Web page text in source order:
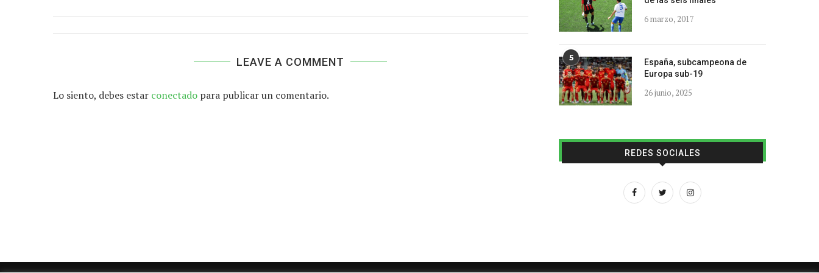
LEAVE A COMMENT
Lo siento, debes estar conectado para publicar un comentario.
6 marzo, 2017
5
España, subcampeona de
Europa sub-19
26 junio, 2025
REDES SOCIALES